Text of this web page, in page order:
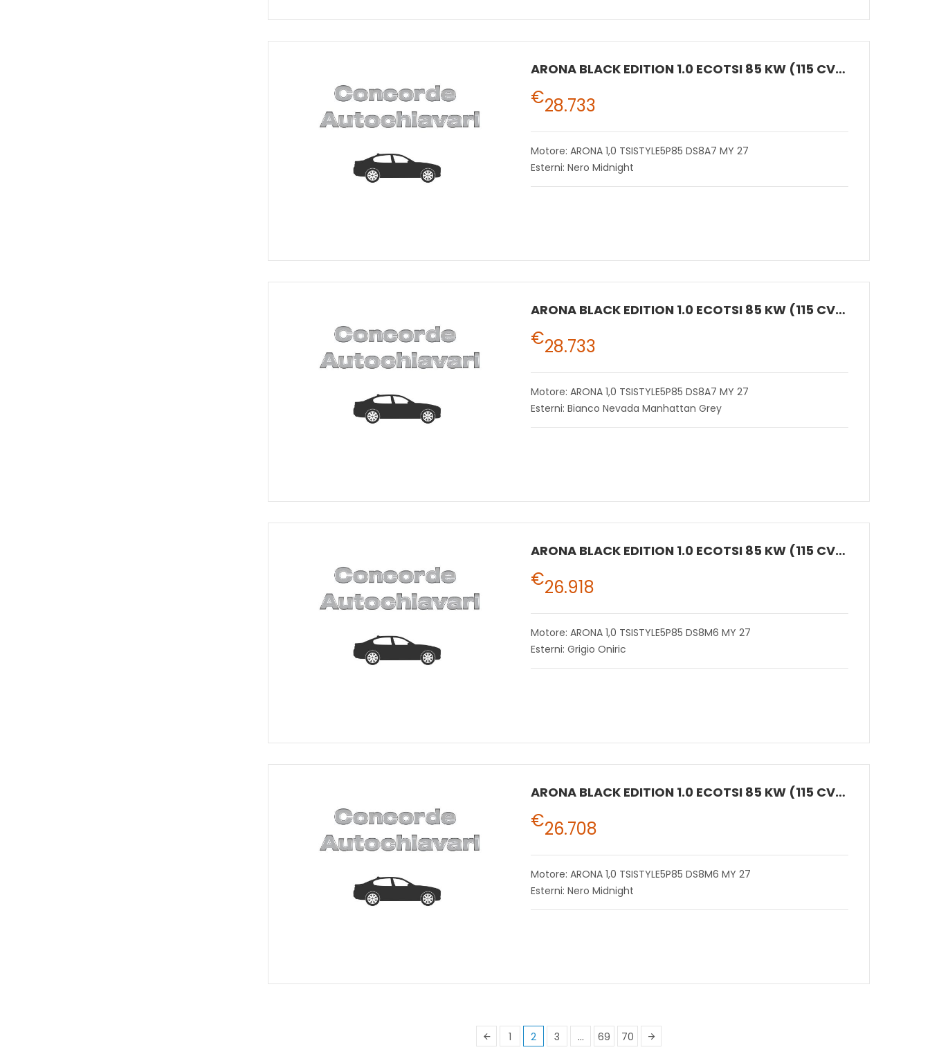
ARONA BLACK EDITION 1.0 ECOTSI 85 KW (115 CV) BENZINA DSG 7 MARCE 2WD
€28.733
Motore: ARONA 1,0 TSISTYLE5P85 DS8A7 MY 27
Esterni: Nero Midnight
ARONA BLACK EDITION 1.0 ECOTSI 85 KW (115 CV) BENZINA DSG 7 MARCE 2WD
€28.733
Motore: ARONA 1,0 TSISTYLE5P85 DS8A7 MY 27
Esterni: Bianco Nevada Manhattan Grey
ARONA BLACK EDITION 1.0 ECOTSI 85 KW (115 CV) BENZINA MANUALE 6 MARCE 2WD
€26.918
Motore: ARONA 1,0 TSISTYLE5P85 DS8M6 MY 27
Esterni: Grigio Oniric
ARONA BLACK EDITION 1.0 ECOTSI 85 KW (115 CV) BENZINA MANUALE 6 MARCE 2WD
€26.708
Motore: ARONA 1,0 TSISTYLE5P85 DS8M6 MY 27
Esterni: Nero Midnight
1 2 3 … 69 70